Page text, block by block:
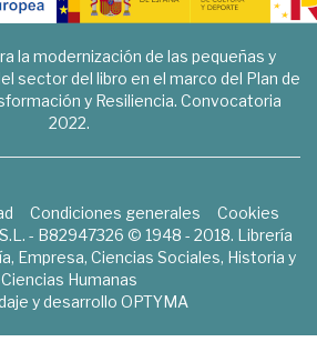
la modernización de las pequeñas y
sector del libro en el marco del Plan de
y Resiliencia. Convocatoria
2022.
Condiciones generales
Cookies
- B82947326 © 1948 - 2018. Librería
Empresa, Ciencias Sociales, Historia y
Ciencias Humanas
y desarrollo OPTYMA